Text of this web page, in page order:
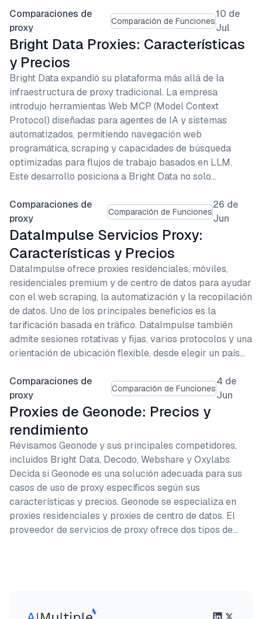
Comparaciones de
proxy
Comparación de Funciones
10 de
Jul
Bright Data Proxies: Características
y Precios
Bright Data expandió su plataforma más allá de la
infraestructura de proxy tradicional. La empresa
introdujo herramientas Web MCP (Model Context
Protocol) diseñadas para agentes de IA y sistemas
automatizados, permitiendo navegación web
programática, scraping y capacidades de búsqueda
optimizadas para flujos de trabajo basados en LLM.
Este desarrollo posiciona a Bright Data no solo…
Comparaciones de
proxy
Comparación de Funciones
26 de
Jun
DataImpulse Servicios Proxy:
Características y Precios
DataImpulse ofrece proxies residenciales, móviles,
residenciales premium y de centro de datos para ayudar
con el web scraping, la automatización y la recopilación
de datos. Uno de los principales beneficios es la
tarificación basada en tráfico. DataImpulse también
admite sesiones rotativas y fijas, varios protocolos y una
orientación de ubicación flexible, desde elegir un país…
Comparaciones de
proxy
Comparación de Funciones
4 de
Jun
Proxies de Geonode: Precios y
rendimiento
Revisamos Geonode y sus principales competidores,
incluidos Bright Data, Decodo, Webshare y Oxylabs.
Decida si Geonode es una solución adecuada para sus
casos de uso de proxy específicos según sus
características y precios. Geonode se especializa en
proxies residenciales y proxies de centro de datos. El
proveedor de servicios de proxy ofrece dos tipos de…